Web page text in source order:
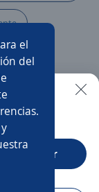
el
del
Abrir